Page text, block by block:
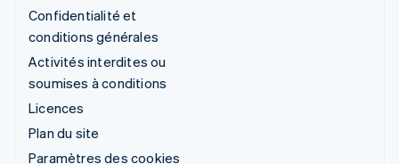
Confidentialité et
conditions générales
Activités interdites ou
soumises à conditions
Licences
Plan du site
Paramètres des cookies